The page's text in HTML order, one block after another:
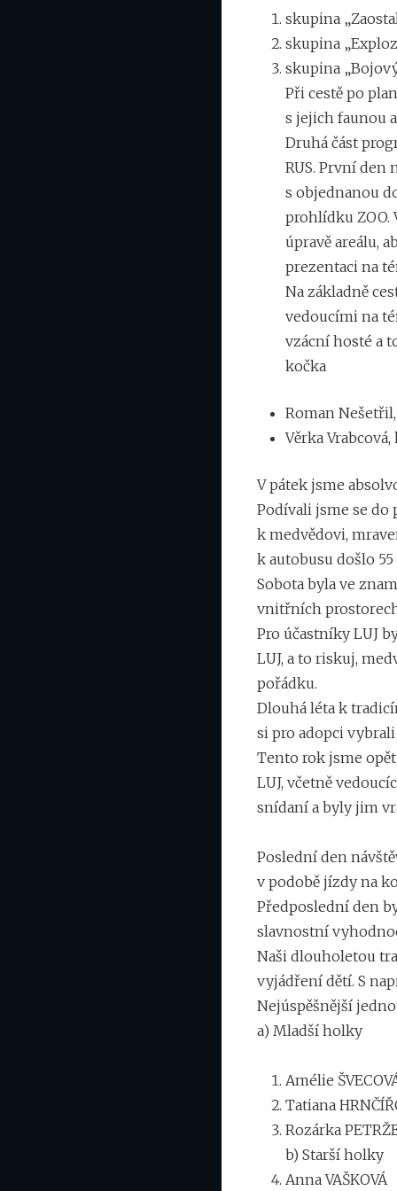
skupina
skupina
skupina
Při cestě po
s jejich faunou
Druhá část
RUS. První
s objednanou
prohlídku ZOO.
úpravě areálu,
prezentaci na
Na základně
vedoucími na
vzácní hosté a
kočka
Roman
Věrka
V pátek jsme
Podívali jsme se do
k medvědovi,
k autobusu došlo 55
Sobota byla ve
vnitřních
Pro účastníky LUJ
LUJ, a to riskuj,
pořádku.
Dlouhá léta k
si pro adopci
Tento rok jsme
LUJ, včetně
snídaní a byly jim
Poslední den
v podobě jízdy na
Předposlední den
slavnostní
Naši dlouholetou
vyjádření dětí. S
Nejúspěšnější
a) Mladší holky
Amélie
Tatiana
Rozárka
b) Starší holky
Anna VAŠKOVÁ